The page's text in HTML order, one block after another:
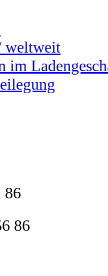
weltweit
im
86
86